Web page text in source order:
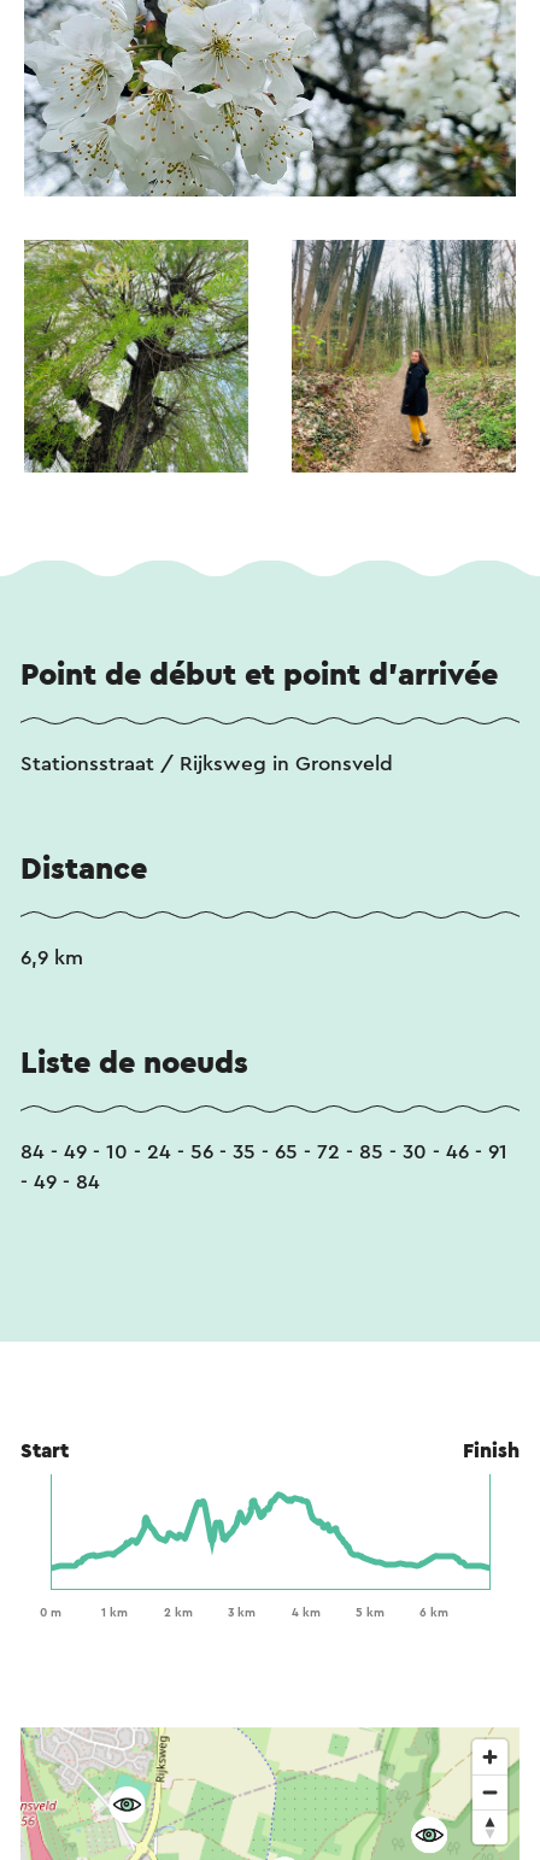
Point de début et point d'arrivée
Stationsstraat / Rijksweg in Gronsveld
Distance
6,9 km
Liste de noeuds
84 - 49 - 10 - 24 - 56 - 35 - 65 - 72 - 85 - 30 - 46 - 91
- 49 - 84
Start Finish